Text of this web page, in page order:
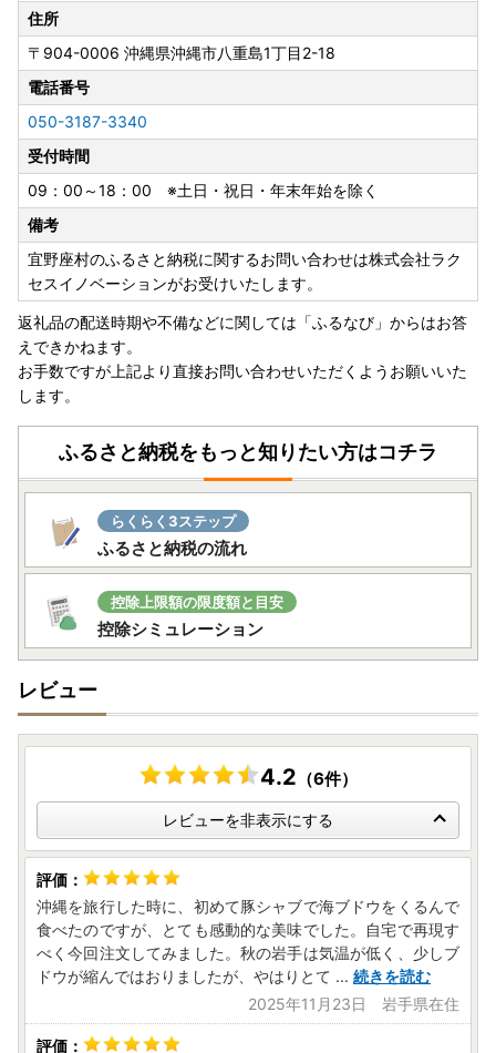
【ワンストップについて】
ワンストップ特例申請書の提出期限は、2027年1月10日必着
です。添付書類と合わせて期限内に下記へご郵送下さい。
〒904-1392
沖縄県国頭郡宜野座村字宜野座296番地
宜野座村 観光商工課 宛
▼▼▼下記よりダウンロード頂けます▼▼▼▼
・ワンストップ特例申請書
http://okifuru.com/onestop.pdf
・ワンストップ特例申請 添付書類貼り付け用紙、記入例
http://okifuru.com/onestop_doc.pdf
住所
〒904-0006 沖縄県沖縄市八重島1丁目2-18
電話番号
050-3187-3340
受付時間
09：00～18：00 ※土日・祝日・年末年始を除く
備考
宜野座村のふるさと納税に関するお問い合わせは株式会社ラク
セスイノベーションがお受けいたします。
返礼品の配送時期や不備などに関しては「ふるなび」からはお答
えできかねます。
お手数ですが上記より直接お問い合わせいただくようお願いいた
します。
ふるさと納税をもっと知りたい方はコチラ
らくらく3ステップ
ふるさと納税の流れ
控除上限額の限度額と目安
控除シミュレーション
レビュー
4.2 （6件）
レビューを非表示にする
沖縄を旅行した時に、初めて豚シャブで海ブドウをくるんで
食べたのですが、とても感動的な美味でした。自宅で再現す
べく今回注文してみました。秋の岩手は気温が低く、少しブ
ドウが縮んではおりましたが、やはりとて ... 続きを読む
2025年11月23日 岩手県在住